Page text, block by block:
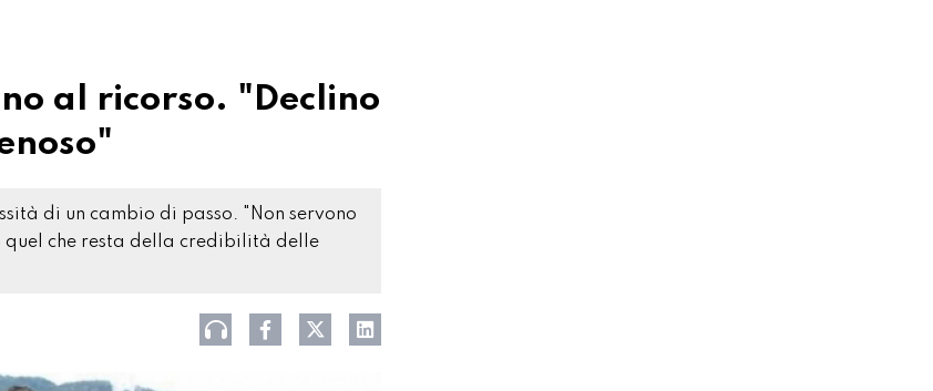
al ricorso. "Declino
di un cambio di passo. "Non servono
che resta della credibilità delle